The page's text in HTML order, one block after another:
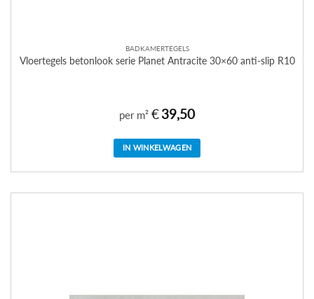
BADKAMERTEGELS
Vloertegels betonlook serie Planet Antracite 30×60 anti-slip R10
per m² €39,50
IN WINKELWAGEN